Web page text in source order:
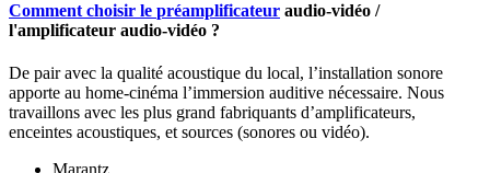
Comment choisir le préamplificateur audio-vidéo /
l'amplificateur audio-vidéo ?
De pair avec la qualité acoustique du local, l’installation sonore
apporte au home-cinéma l’immersion auditive nécessaire. Nous
travaillons avec les plus grand fabriquants d’amplificateurs,
enceintes acoustiques, et sources (sonores ou vidéo).
Marantz